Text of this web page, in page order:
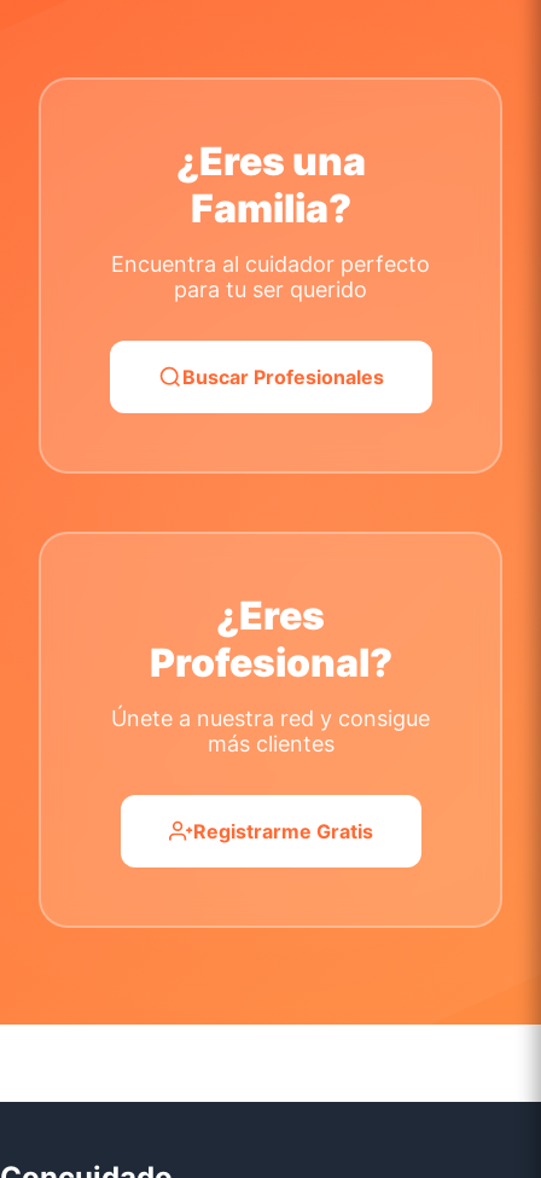
¿Eres una
Familia?
Encuentra al cuidador perfecto
para tu ser querido
Buscar Profesionales
¿Eres
Profesional?
Únete a nuestra red y consigue
más clientes
Registrarme Gratis